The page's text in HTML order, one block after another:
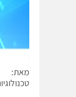
מאת: